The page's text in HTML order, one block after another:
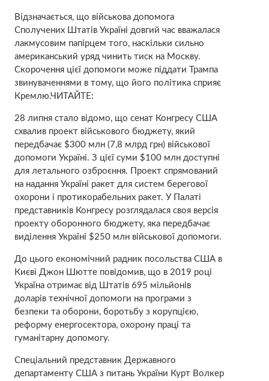
Відзначається, що військова допомога
Сполучених Штатів Україні довгий час вважалася
лакмусовим папірцем того, наскільки сильно
американський уряд чинить тиск на Москву.
Скорочення цієї допомоги може піддати Трампа
звинуваченнями в тому, що його політика сприяє
Кремлю.ЧИТАЙТЕ:
28 липня стало відомо, що сенат Конгресу США
схвалив проект військового бюджету, який
передбачає $300 млн (7,8 млрд грн) військової
допомоги Україні. З цієї суми $100 млн доступні
для летального озброєння. Проект спрямований
на надання Україні ракет для систем берегової
охорони і протикорабельних ракет. У Палаті
представників Конгресу розглядалася своя версія
проекту оборонного бюджету, яка передбачає
виділення Україні $250 млн військової допомоги.
До цього економічний радник посольства США в
Києві Джон Шютте повідомив, що в 2019 році
Україна отримає від Штатів 695 мільйонів
доларів технічної допомоги на програми з
безпеки та оборони, боротьбу з корупцією,
реформу енергосектора, охорону праці та
гуманітарну допомогу.
Спеціальний представник Державного
департаменту США з питань України Курт Волкер